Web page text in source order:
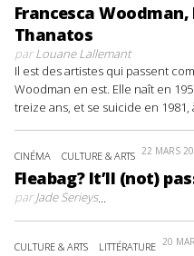
Francesca
Thanatos
parLouane Lallemant
Il est des artistes qui passent
Woodman en est. Elle naît en
treize ans, et se suicide en 1981,
CINÉMA CULTURE & ARTS 22 MARS
Fleabag? It’ll (not)
parJade Serieys...
CULTURE & ARTS LITTÉRATURE 20